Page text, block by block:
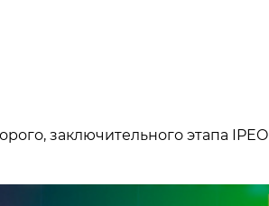
заключительного этапа IPEO